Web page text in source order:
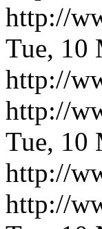
http://
Tue, 10
http://
http://
Tue, 10
http://
http://